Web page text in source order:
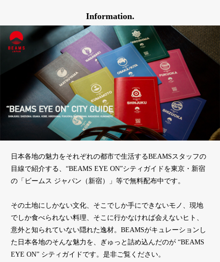
Information.
日本各地の魅力をそれぞれの都市で生活するBEAMSスタッフの
目線で紹介する、“BEAMS EYE ON”シティガイドを東京・新宿
の「ビームス ジャパン（新宿）」等で無料配布中です。
その土地にしかない文化、そこでしか手にできないモノ、現地
でしか食べられない料理、そこに行かなければ会えないヒト、
意外と知られていない隠れた逸材。BEAMSがキュレーションし
た日本各地のそんな魅力を、ぎゅっと詰め込んだのが “BEAMS
EYE ON” シティガイドです。是非ご覧ください。